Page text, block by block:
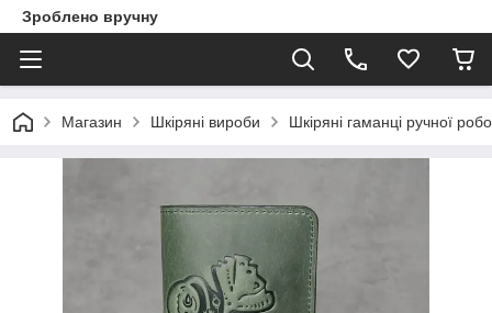
Зроблено вручну
Магазин Шкіряні вироби Шкіряні гаманці ручної